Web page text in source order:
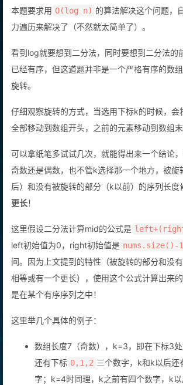
本题要求用 O(log n) 的算法解决这个问题，
力遍历来解决了（不然就太简单了）。
看到log就要想到二分法，同时要想到二分法的
已经有序，但这道题并非是一个严格有序的数
旋转。
仔细观察旋转的方式，当选用下标k的时候，
全部移动到数组开头，之前的元素移动到数组末
可以拿纸笔多试试几次，就能得出来一个结论
奇数还是偶数，也不管k选择那一个地方，被旋
后）和没有被旋转的部分（k以前）的序列长度
更长！
这里假设二分法计算mid的公式是
left初始值为0，right初始值是 nums.size()-1
间。因为上文提到的特性（被旋转的部分和没
相等或有一个更长），使用这个公式计算出来
是在某个有序序列之中！
这里举几个具体的例子：
数组长度7（奇数），k=3，即在下标3
还有下标 0,1,2 三个数字，k和k以后还
字；k=4时同理，k之前有四个数字，k以